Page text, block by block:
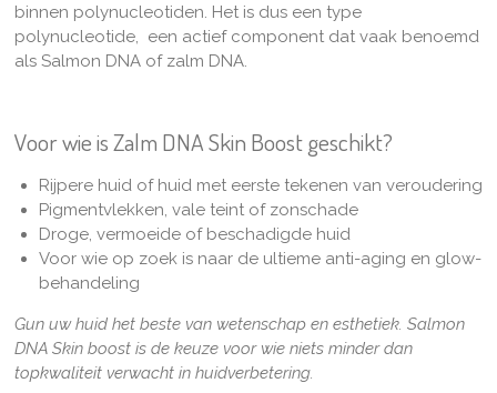
binnen polynucleotiden. Het is dus een type
polynucleotide, een actief component dat vaak benoemd
als Salmon DNA of zalm DNA.
Voor wie is Zalm DNA Skin Boost geschikt?
Rijpere huid of huid met eerste tekenen van veroudering
Pigmentvlekken, vale teint of zonschade
Droge, vermoeide of beschadigde huid
Voor wie op zoek is naar de ultieme anti-aging en glow-
behandeling
Gun uw huid het beste van wetenschap en esthetiek. Salmon
DNA Skin boostis de keuze voor wie niets minder dan
topkwaliteit verwacht in huidverbetering.